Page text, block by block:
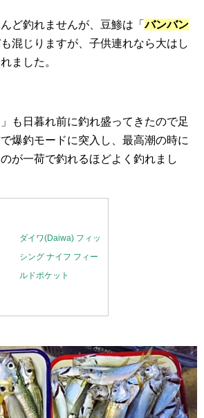
ど釣れませんが、豆鯵は「バンバン
も混じりますが、子供連れなら大はし
ました。
も日暮れ前に釣れ盛ってきたので足
爆釣モードに突入し、最高潮の時に
が一荷で釣れるほどよく釣れまし
ダイワ(Daiwa) フィッ
シング ナイフ フィー
ルドポケット